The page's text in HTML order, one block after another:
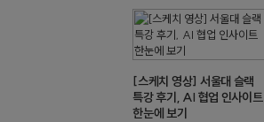
[스케치 영상] 서울대 슬랙
특강 후기, AI 협업 인사이트
한눈에 보기